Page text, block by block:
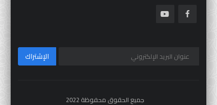
الإشتراك
جميع الحقوق محفوظة 2022